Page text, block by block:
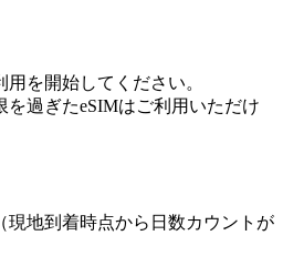
用を開始してください。
を過ぎたeSIMはご利用いただけ
現地到着時点から日数カウントが